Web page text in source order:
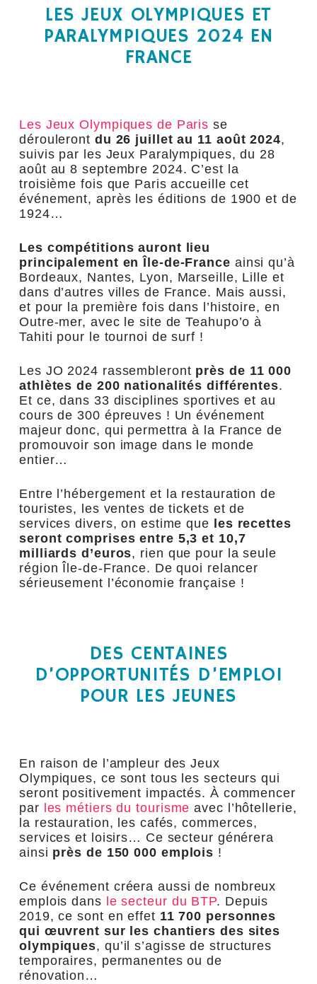
LES JEUX OLYMPIQUES ET
PARALYMPIQUES 2024 EN
FRANCE
Les Jeux Olympiques de Paris se
dérouleront du 26 juillet au 11 août 2024,
suivis par les Jeux Paralympiques, du 28
août au 8 septembre 2024. C’est la
troisième fois que Paris accueille cet
événement, après les éditions de 1900 et de
1924…
Les compétitions auront lieu
principalement en Île-de-France ainsi qu’à
Bordeaux, Nantes, Lyon, Marseille, Lille et
dans d’autres villes de France. Mais aussi,
et pour la première fois dans l’histoire, en
Outre-mer, avec le site de Teahupo’o à
Tahiti pour le tournoi de surf !
Les JO 2024 rassembleront près de 11 000
athlètes de 200 nationalités différentes.
Et ce, dans 33 disciplines sportives et au
cours de 300 épreuves ! Un événement
majeur donc, qui permettra à la France de
promouvoir son image dans le monde
entier…
Entre l’hébergement et la restauration de
touristes, les ventes de tickets et de
services divers, on estime que
les recettes
seront comprises entre 5,3 et 10,7
milliards d’euros, rien que pour la seule
région Île-de-France. De quoi relancer
sérieusement l’économie française !
DES CENTAINES
D’OPPORTUNITÉS D’EMPLOI
POUR LES JEUNES
En raison de l’ampleur des Jeux
Olympiques, ce sont tous les secteurs qui
seront positivement impactés. À commencer
par les métiers du tourisme avec l’hôtellerie,
la restauration, les cafés, commerces,
services et loisirs… Ce secteur générera
ainsi près de 150 000 emplois !
Ce événement créera aussi de nombreux
emplois dans le secteur du BTP. Depuis
2019, ce sont en effet 11 700 personnes
qui œuvrent sur les chantiers des sites
olympiques, qu’il s’agisse de structures
temporaires, permanentes ou de
rénovation…